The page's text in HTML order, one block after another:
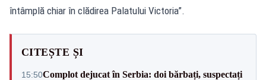
întâmplă chiar în clădirea Palatului Victoria”.
CITEȘTE ȘI
15:50Complot dejucat în Serbia: doi bărbați, suspectați